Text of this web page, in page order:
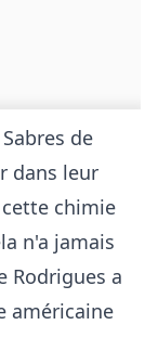
de
dans leur
chimie
n'a jamais
Rodrigues a
américaine